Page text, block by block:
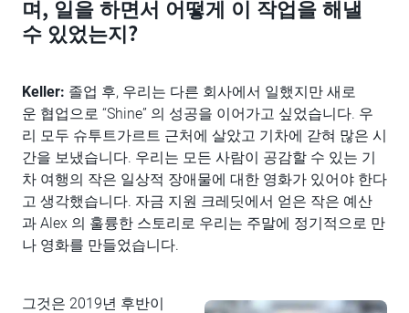
며, 일을 하면서 어떻게 이 작업을 해낼
수 있었는지?
Keller: 졸업 후, 우리는 다른 회사에서 일했지만 새로
운 협업으로 “Shine” 의 성공을 이어가고 싶었습니다. 우
리 모두 슈투트가르트 근처에 살았고 기차에 갇혀 많은 시
간을 보냈습니다. 우리는 모든 사람이 공감할 수 있는 기
차 여행의 작은 일상적 장애물에 대한 영화가 있어야 한다
고 생각했습니다. 자금 지원 크레딧에서 얻은 작은 예산
과 Alex 의 훌륭한 스토리로 우리는 주말에 정기적으로 만
나 영화를 만들었습니다.
그것은 2019년 후반이